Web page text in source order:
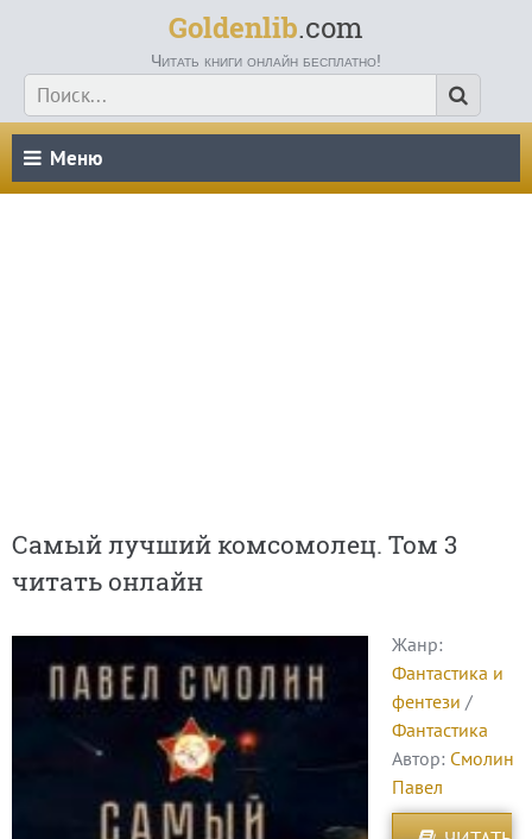
Goldenlib.com
Читать книги онлайн бесплатно!
Меню
Самый лучший комсомолец. Том 3
читать онлайн
Жанр:
Фантастика и
фентези /
Фантастика
Автор: Смолин
Павел